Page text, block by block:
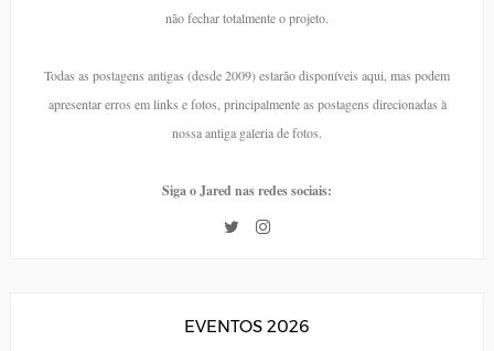
não fechar totalmente o projeto.
Todas as postagens antigas (desde 2009) estarão disponíveis aqui, mas podem
apresentar erros em links e fotos, principalmente as postagens direcionadas à
nossa antiga galeria de fotos.
Siga o Jared nas redes sociais:
EVENTOS 2026